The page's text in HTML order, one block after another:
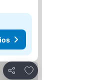
Compartir
Agregar a favoritos